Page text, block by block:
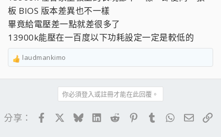
板 BIOS 版本差異也不一樣
畢竟給電壓差一點就差很多了
13900k能壓在一百度以下功耗設定一定是較低的
R
a
o
laudmankimo
你必須登入或註冊才能在此回覆。
分享： FacebookBlueskyLinkedIn
Reddit PinterestTumblrWhatsApp
電子